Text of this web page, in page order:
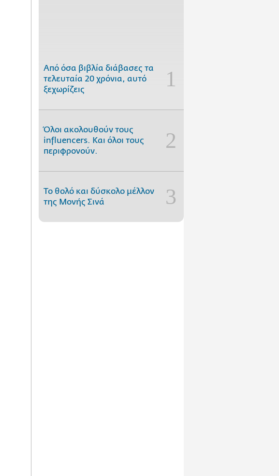
Από όσα βιβλία διάβασες τα
τελευταία 20 χρόνια, αυτό
ξεχωρίζεις
Όλοι ακολουθούν τους
influencers. Και όλοι τους
περιφρονούν.
Το θολό και δύσκολο μέλλον
της Μονής Σινά